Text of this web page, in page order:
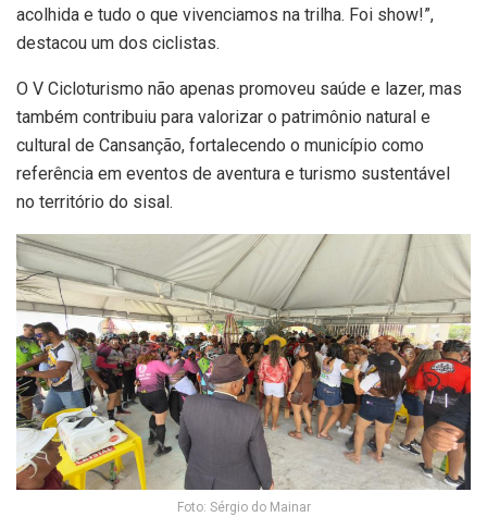
acolhida e tudo o que vivenciamos na trilha. Foi show!”,
destacou um dos ciclistas.
O V Cicloturismo não apenas promoveu saúde e lazer, mas
também contribuiu para valorizar o patrimônio natural e
cultural de Cansanção, fortalecendo o município como
referência em eventos de aventura e turismo sustentável
no território do sisal.
Foto: Sérgio do Mainar